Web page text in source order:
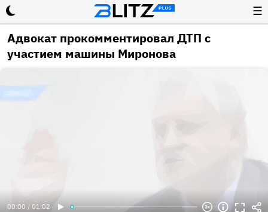
☰
Адвокат прокомментировал ДТП с
участием машины Миронова
00:00 / 01:02